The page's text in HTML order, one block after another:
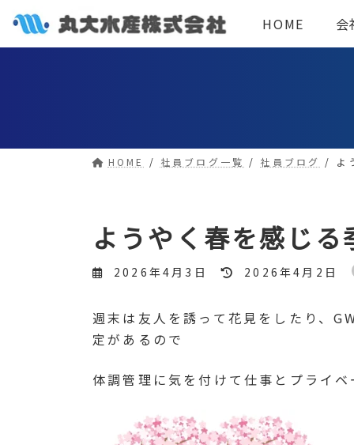
HOME 会
ス
ン
HOME 社員ブログ一覧 社員ブログ よ
ようやく春を感じる
2026年4月3日
最
更
新
:
2026年4月2日
週末は友人を誘って花見をしたり、
定があるので
体調管理に気を付けて仕事とプライベ